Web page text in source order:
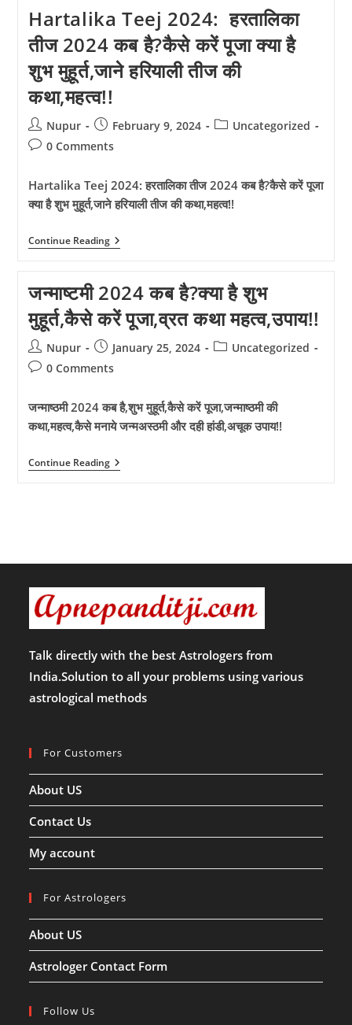
दश्हरा
2024?
इस
बार
कैसे
करें
रावण
दहन
जाने
घर
में
लाने
के
अचूक
Hartalika Teej 2024: हरतालिका
तीज 2024 कब है?कैसे करें पूजा क्या है
शुभ मुहूर्त,जाने हरियाली तीज की
कथा,महत्व!!
Post
author:
Nupur
Post
published:
February 9, 2024
PostUncategorized
Post0 Comments
Hartalika Teej 2024: हरतालिका तीज 2024 कब है?कैसे करें पूजा
क्या है शुभ मुहूर्त,जाने हरियाली तीज की कथा,महत्व!!
Continue ReadingHartalika
Teej
तीज
2024
कब
है?
कैसे
करें
पूजा
शुभ
मुहूर्त,जाने
हरियाली
कथा,महत्व!!
जन्माष्टमी 2024 कब है?क्या है शुभ
मुहूर्त,कैसे करें पूजा,व्रत कथा महत्व,उपाय!!
Post
author:
Nupur
Post
published:
January 25, 2024
PostUncategorized
Post0 Comments
जन्माष्ठमी 2024 कब है,शुभ मुहूर्त,कैसे करें पूजा,जन्माष्ठमी की
कथा,महत्व,कैसे मनाये जन्मअस्ठमी और दही हांडी,अचूक उपाय!!
Continue Readingजन्माष्टमी
2024
करें
कथा
महत्व,उपाय!!
Talk directly with the best Astrologers from
India.Solution to all your problems using various
astrological methods
For Customers
About US
Contact Us
My account
For Astrologers
About US
Astrologer Contact Form
Follow Us